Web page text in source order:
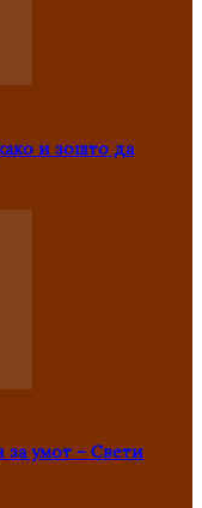
и зошто да
за умот – Свети